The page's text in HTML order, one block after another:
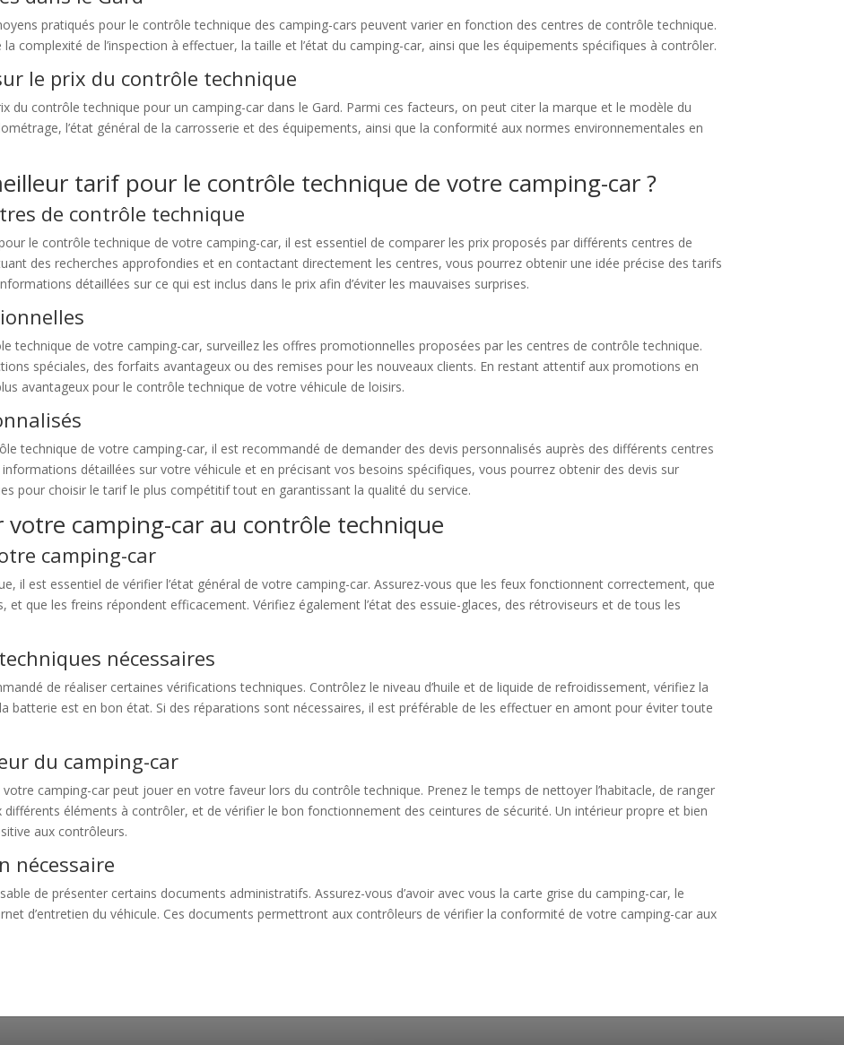
pratiqués pour le contrôle technique des camping-cars peuvent varier en fonction des centres de contrôle technique.
complexité de l’inspection à effectuer, la taille et l’état du camping-car, ainsi que les équipements spécifiques à contrôler.
le prix du contrôle technique
du contrôle technique pour un camping-car dans le Gard. Parmi ces facteurs, on peut citer la marque et le modèle du
l’état général de la carrosserie et des équipements, ainsi que la conformité aux normes environnementales en
tarif pour le contrôle technique de votre camping-car ?
de contrôle technique
le contrôle technique de votre camping-car, il est essentiel de comparer les prix proposés par différents centres de
des recherches approfondies et en contactant directement les centres, vous pourrez obtenir une idée précise des tarifs
détaillées sur ce qui est inclus dans le prix afin d’éviter les mauvaises surprises.
technique de votre camping-car, surveillez les offres promotionnelles proposées par les centres de contrôle technique.
spéciales, des forfaits avantageux ou des remises pour les nouveaux clients. En restant attentif aux promotions en
avantageux pour le contrôle technique de votre véhicule de loisirs.
technique de votre camping-car, il est recommandé de demander des devis personnalisés auprès des différents centres
détaillées sur votre véhicule et en précisant vos besoins spécifiques, vous pourrez obtenir des devis sur
pour choisir le tarif le plus compétitif tout en garantissant la qualité du service.
votre camping-car au contrôle technique
camping-car
il est essentiel de vérifier l’état général de votre camping-car. Assurez-vous que les feux fonctionnent correctement, que
que les freins répondent efficacement. Vérifiez également l’état des essuie-glaces, des rétroviseurs et de tous les
nécessaires
de réaliser certaines vérifications techniques. Contrôlez le niveau d’huile et de liquide de refroidissement, vérifiez la
batterie est en bon état. Si des réparations sont nécessaires, il est préférable de les effectuer en amont pour éviter toute
du camping-car
camping-car peut jouer en votre faveur lors du contrôle technique. Prenez le temps de nettoyer l’habitacle, de ranger
différents éléments à contrôler, et de vérifier le bon fonctionnement des ceintures de sécurité. Un intérieur propre et bien
aux contrôleurs.
nécessaire
de présenter certains documents administratifs. Assurez-vous d’avoir avec vous la carte grise du camping-car, le
d’entretien du véhicule. Ces documents permettront aux contrôleurs de vérifier la conformité de votre camping-car aux